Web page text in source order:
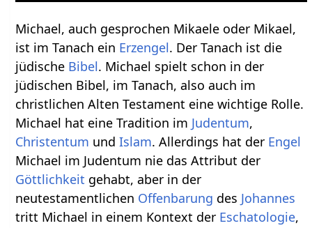
Michael, auch gesprochen Mikaele oder Mikael,
ist im Tanach ein Erzengel. Der Tanach ist die
jüdische Bibel. Michael spielt schon in der
jüdischen Bibel, im Tanach, also auch im
christlichen Alten Testament eine wichtige Rolle.
Michael hat eine Tradition im Judentum,
Christentum undIslam. Allerdings hat der Engel
Michael im Judentum nie das Attribut der
Göttlichkeit gehabt, aber in der
neutestamentlichen Offenbarung des Johannes
tritt Michael in einem Kontext der Eschatologie,